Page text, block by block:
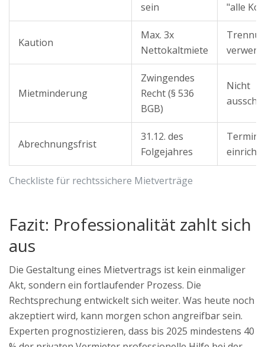
Checkliste für rechtssichere Mietverträge
sein
"alle
Kaution
Max. 3x
Nettokaltmiete
Mietminderung
Zwingendes
Recht (§ 536
BGB)
Nicht
Abrechnungsfrist
31.12. des
Folgejahres
Fazit: Professionalität zahlt sich
aus
Die Gestaltung eines Mietvertrags ist kein einmaliger
Akt, sondern ein fortlaufender Prozess. Die
Rechtsprechung entwickelt sich weiter. Was heute noch
akzeptiert wird, kann morgen schon angreifbar sein.
Experten prognostizieren, dass bis 2025 mindestens 40